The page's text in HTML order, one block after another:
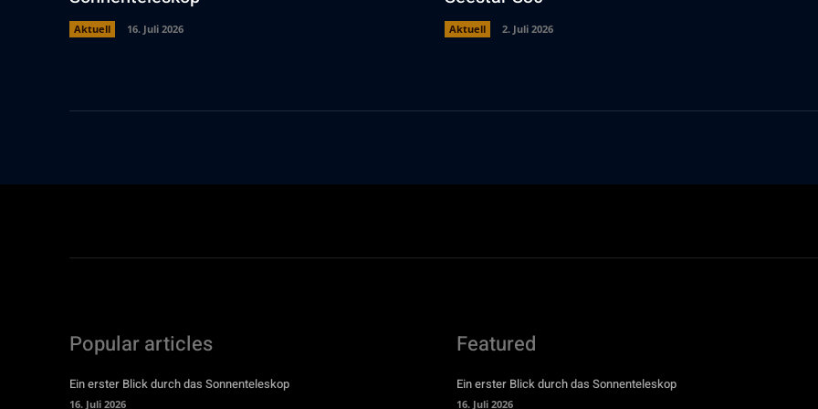
Aktuell 16. Juli 2026 Aktuell 2. Juli 2026
Popular articles
Ein erster Blick durch das Sonnenteleskop
16. Juli 2026
Featured
Ein erster Blick durch das Sonnenteleskop
16. Juli 2026